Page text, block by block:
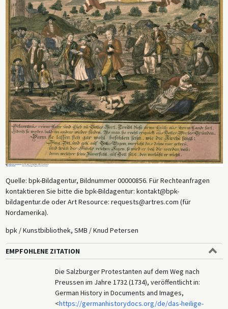
Quelle: bpk-Bildagentur, Bildnummer 00000856. Für Rechteanfragen
kontaktieren Sie bitte die bpk-Bildagentur: kontakt@bpk-
bildagentur.de oder Art Resource: requests@artres.com (für
Nordamerika).
bpk / Kunstbibliothek, SMB / Knud Petersen
EMPFOHLENE ZITATION
Die Salzburger Protestanten auf dem Weg nach
Preussen im Jahre 1732 (1734), veröffentlicht in:
German History in Documents and Images,
<https://germanhistorydocs.org/de/das-heilige-